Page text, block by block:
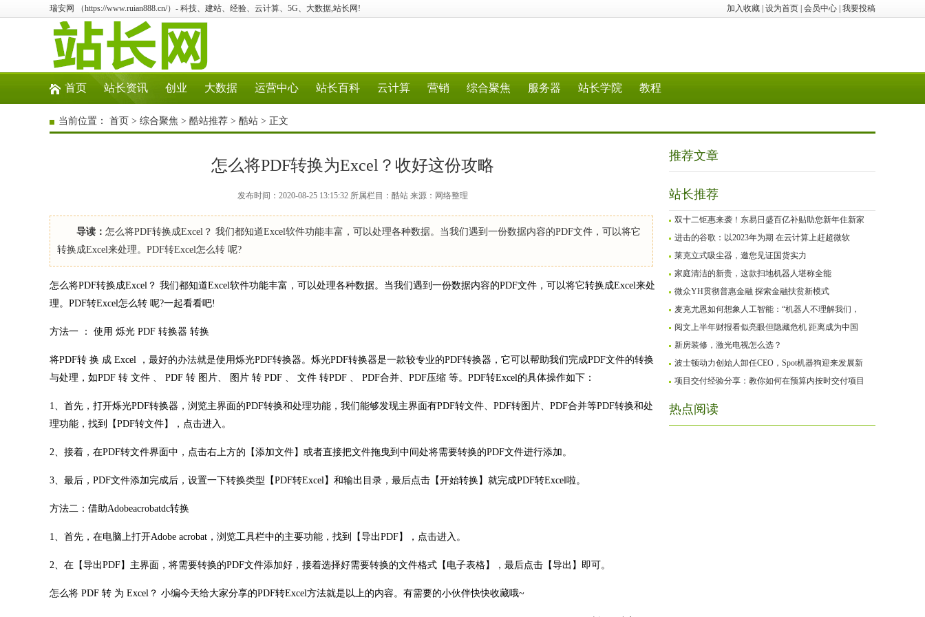
加入收藏 设为首页 会员中心 我要投稿
瑞安网 （https://www.ruian888.cn/）- 科技、建站、经验、云计算、5G、大数据,站长网!
首页 站长资讯 创业 大数据 运营中心 站长百科 云计算 营销 综合聚焦 服务器 站长学院 教程
当前位置： 首页 > 综合聚焦 > 酷站推荐 > 酷站 > 正文
怎么将PDF转换为Excel？收好这份攻略
发布时间：2020-08-25 13:15:32 所属栏目：酷站 来源：网络整理
导读： 怎么将PDF转换成Excel？ 我们都知道Excel软件功能丰富，可以处理各种数据。当我们遇到一份数据内容的PDF文件，可以将它
转换成Excel来处理。PDF转Excel怎么转 呢?
怎么将PDF转换成Excel？ 我们都知道Excel软件功能丰富，可以处理各种数据。当我们遇到一份数据内容的PDF文件，可以将它转换成Excel来处
理。PDF转Excel怎么转 呢?一起看看吧!
方法一 ： 使用 烁光 PDF 转换器 转换
将PDF转 换 成 Excel ，最好的办法就是使用烁光PDF转换器。烁光PDF转换器是一款较专业的PDF转换器，它可以帮助我们完成PDF文件的转换
与处理，如PDF 转 文件 、 PDF 转 图片、 图片 转 PDF 、 文件 转PDF 、 PDF合并、PDF压缩 等。PDF转Excel的具体操作如下：
1、首先，打开烁光PDF转换器，浏览主界面的PDF转换和处理功能，我们能够发现主界面有PDF转文件、PDF转图片、PDF合并等PDF转换和处
理功能，找到【PDF转文件】，点击进入。
2、接着，在PDF转文件界面中，点击右上方的【添加文件】或者直接把文件拖曳到中间处将需要转换的PDF文件进行添加。
3、最后，PDF文件添加完成后，设置一下转换类型【PDF转Excel】和输出目录，最后点击【开始转换】就完成PDF转Excel啦。
方法二：借助Adobeacrobatdc转换
1、首先，在电脑上打开Adobe acrobat，浏览工具栏中的主要功能，找到【导出PDF】，点击进入。
2、在【导出PDF】主界面，将需要转换的PDF文件添加好，接着选择好需要转换的文件格式【电子表格】，最后点击【导出】即可。
怎么将 PDF 转 为 Excel？ 小编今天给大家分享的PDF转Excel方法就是以上的内容。有需要的小伙伴快快收藏哦~
推荐文章
站长推荐
双十二钜惠来袭！东易日盛百亿补贴助您新年住新家
进击的谷歌：以2023年为期 在云计算上赶超微软
莱克立式吸尘器，邀您见证国货实力
家庭清洁的新贵，这款扫地机器人堪称全能
微众YH贯彻普惠金融 探索金融扶贫新模式
麦克尤恩如何想象人工智能：“机器人不理解我们，
阅文上半年财报看似亮眼但隐藏危机 距离成为中国
新房装修，激光电视怎么选？
波士顿动力创始人卸任CEO，Spot机器狗迎来发展新
项目交付经验分享：教你如何在预算内按时交付项目
热点阅读